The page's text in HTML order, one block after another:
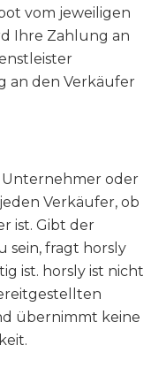
vom jeweiligen
Ihre Zahlung an
an den Verkäufer
Unternehmer oder
Verkäufer, ob
ist. Gibt der
sein, fragt horsly
ist. horsly ist nicht
übernimmt keine